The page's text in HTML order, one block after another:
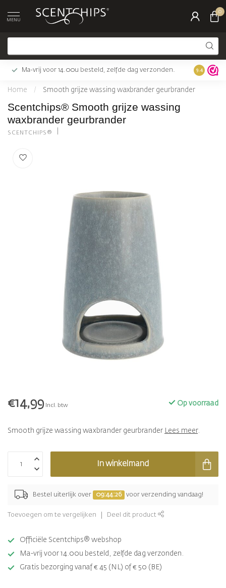
MENU
0
Ma-vrij voor 14.00u besteld, zelfde dag verzonden. Gratis
9.4
Home / Smooth grijze wassing waxbrander geurbrander
Scentchips® Smooth grijze wassing
waxbrander geurbrander
SCENTCHIPS®
€14,99 Incl. btw Op voorraad
Smooth grijze wassing waxbrander geurbrander Lees meer.
In winkelmand
Bestel uiterlijk over 09:44:25 voor verzending vandaag!
Toevoegen om te vergelijken Deel dit product
Officiële Scentchips® webshop
Ma-vrij voor 14.00u besteld, zelfde dag verzonden.
Gratis bezorging vanaf € 45 (NL) of € 50 (BE)